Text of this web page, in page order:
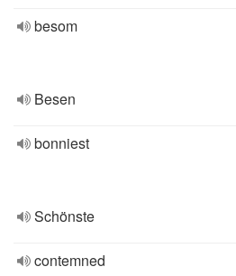
besom
Besen
bonniest
Schönste
contemned